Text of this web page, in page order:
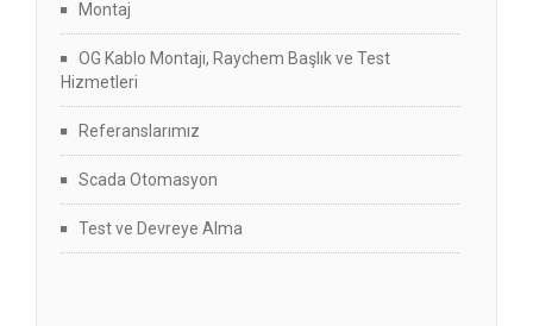
Montaj
OG Kablo Montajı, Raychem Başlık ve Test
Hizmetleri
Referanslarımız
Scada Otomasyon
Test ve Devreye Alma